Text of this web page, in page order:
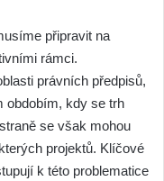
připravit na
rámci.
právních předpisů,
obdobím, kdy se trh
se však mohou
projektů. Klíčové
k této problematice